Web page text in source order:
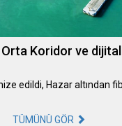
Orta Koridor ve
edildi, Hazar altından
TÜMÜNÜ GÖR